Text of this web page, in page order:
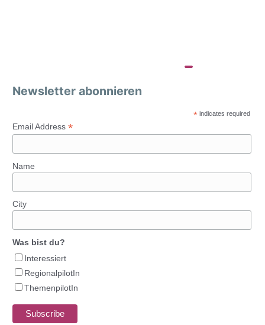
Newsletter abonnieren
* indicates required
Email Address *
Name
City
Was bist du?
Interessiert
RegionalpilotIn
ThemenpilotIn